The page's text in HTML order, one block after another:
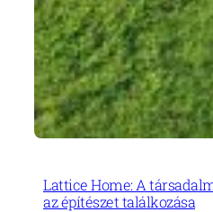
Lattice Home: A
az építészet találkozása